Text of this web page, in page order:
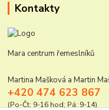
Kontakty
Mara centrum řemeslníků
Martina Mašková a Martin
+420 474 623 867
(Po-Čt: 9-16 hod; Pá: 9-14)